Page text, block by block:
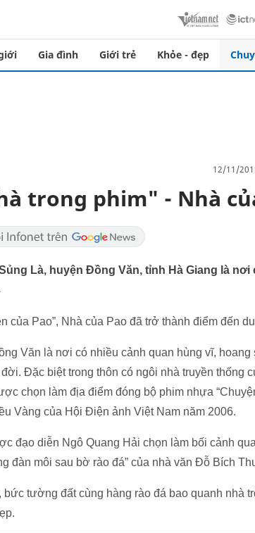
Gia đình Giới trẻ Khỏe - đẹp
12/11/
trong phim" - Nhà
Là, huyện Đồng Văn, tỉnh Hà Giang là
của Pao”, Nhà của Pao đã trở thành điểm đến
Văn là nơi có nhiều cảnh quan hùng vĩ,
Đặc biệt trong thôn có ngôi nhà truyền thống
chọn làm địa điểm đóng bộ phim nhựa
Vàng của Hội Điện ảnh Việt Nam năm 2006.
đạo diễn Ngô Quang Hải chọn làm bối cảnh
đàn môi sau bờ rào đá” của nhà văn Đỗ Bích
tường đất cùng hàng rào đá bao quanh nhà